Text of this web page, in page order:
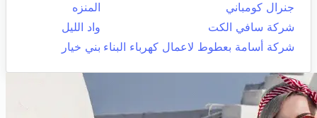
جنرال كومباني
المنزه
شركة سافي الكت
واد الليل
شركة أسامة بعطوط لاعمال كهرباء البناء بني خيار